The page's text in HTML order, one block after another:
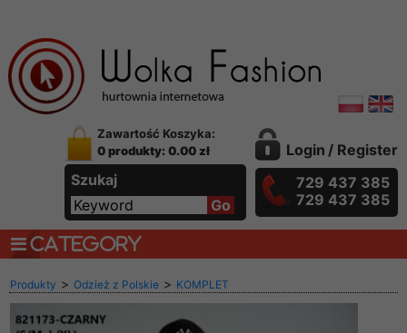
Zawartość Koszyka:
0 produkty: 0.00 zł
Szukaj
Login / Register
729 437 385
729 437 385
CATEGORY
Produkty > Odzież z Polskie > KOMPLET